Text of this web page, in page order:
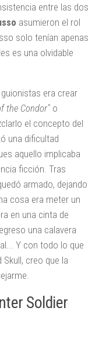
entre las dos
asumieron el rol
solo tenían apenas
es una olvidable
era crear
the Condor" o
el concepto del
una dificultad
aquello implicaba
ficción. Tras
armado, dejando
cosa era meter un
en una cinta de
una calavera
Y con todo lo que
creo que la
Soldier